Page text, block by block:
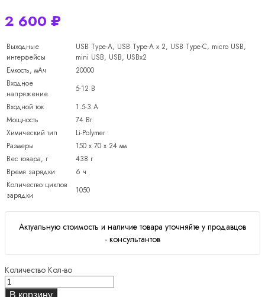
2 600 ₽
Выходные
интерфейсы
USB Type-A, USB Type-A x 2, USB Type-C, micro USB,
mini USB, USB, USBx2
Емкость, мАч
20000
Входное
напряжение
5-12 B
Входной ток
1.5-3 А
Мощность
74 Вт
Химический тип
Li-Polymer
Размеры
150 x 70 x 24 мм
Вес товара, г
438 г
Время зарядки
6 ч
Количество циклов
зарядки
1050
Актуальную стоимость и наличие товара уточняйте у продавцов
- консультантов
Количество Кол-во
В корзину